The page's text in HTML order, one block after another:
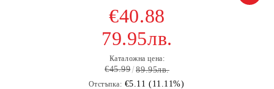
€40.88
79.95лв.
Каталожна цена:
€45.99 89.95лв.
Отстъпка: €5.11 (11.11%)